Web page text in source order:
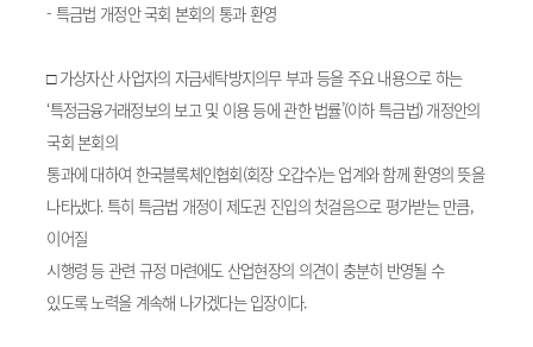
- 특금법 개정안 국회 본회의 통과 환영
□ 가상자산 사업자의 자금세탁방지의무 부과 등을 주요 내용으로 하는
‘특정금융거래정보의 보고 및 이용 등에 관한 법률’(이하 특금법) 개정안의
국회 본회의
통과에 대하여 한국블록체인협회(회장 오갑수)는 업계와 함께 환영의 뜻을
나타냈다. 특히 특금법 개정이 제도권 진입의 첫걸음으로 평가받는 만큼,
이어질
시행령 등 관련 규정 마련에도 산업현장의 의견이 충분히 반영될 수
있도록 노력을 계속해 나가겠다는 입장이다.